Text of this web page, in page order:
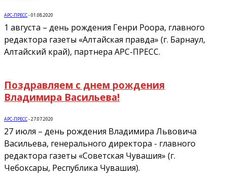
АРС-ПРЕСС-01.08.2020
1 августа – день рождения Генри Роора, главного
редактора газеты «Алтайская правда» (г. Барнаул,
Алтайский край), партнера АРС-ПРЕСС.
Поздравляем с днем рождения
Владимира Васильева!
АРС-ПРЕСС-27.07.2020
27 июля – день рождения Владимира Львовича
Васильева, генерального директора - главного
редактора газеты «Советская Чувашия» (г.
Чебоксары, Республика Чувашия).